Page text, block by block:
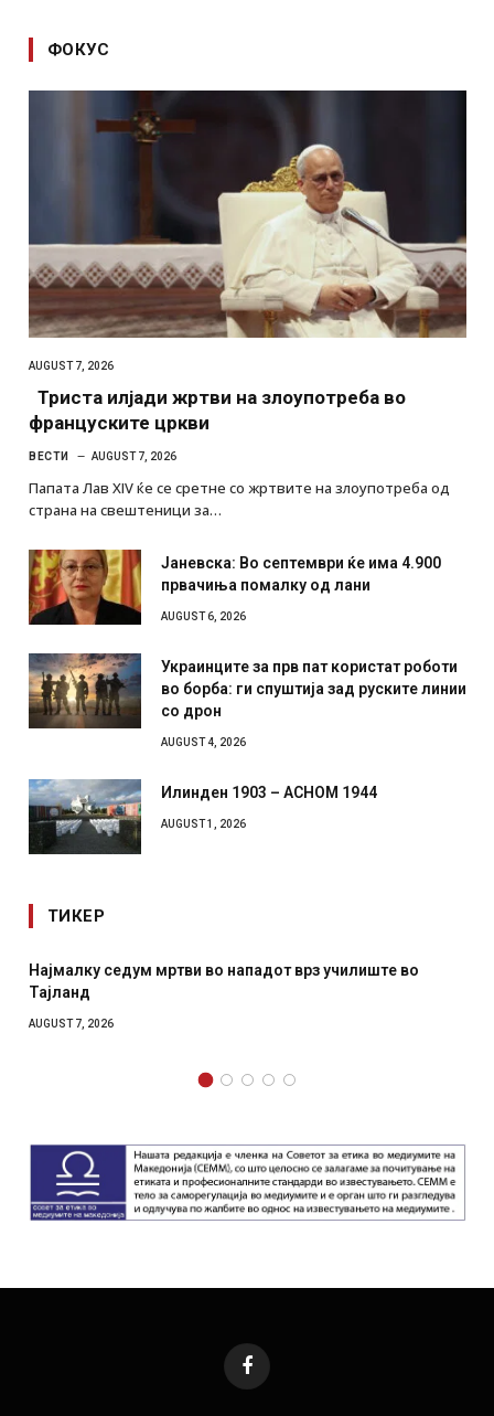
ФОКУС
AUGUST 7, 2026
Триста илјади жртви на злоупотреба во
француските цркви
ВЕСТИ AUGUST 7, 2026
Папата Лав XIV ќе се сретне со жртвите на злоупотреба од
страна на свештеници за…
Јаневска: Во септември ќе има 4.900
првачиња помалку од лани
AUGUST 6, 2026
Украинците за прв пат користат роботи
во борба: ги спуштија зад руските линии
со дрон
AUGUST 4, 2026
Илинден 1903 – АСНОМ 1944
AUGUST 1, 2026
ТИКЕР
Најмалку седум мртви во нападот врз училиште во
Тајланд
AUGUST 7, 2026
Facebook